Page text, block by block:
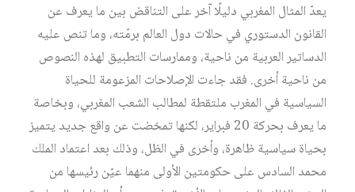
يعدّ المثال المغربي دليلًا آخر على التناقض بين ما يعرف عن
القانون الدستوري في حالات دول العالم برمّته، وما تنص عليه
الدساتير العربية من ناحية، وممارسات التطبيق لهذه النصوص
من ناحية أخرى. فقد جاءت الإصلاحات المزعومة للحياة
السياسية في المغرب ملتقطة لمطالب الشعب المغربي، وبخاصة
ما يعرف بحركة 20 فبراير، لكنها تمخضت عن واقع جديد يتميز
بحياة سياسية ظاهرة، وأخرى في الظل، وذلك بعد اعتماد الملك
محمد السادس على حكومتين الأولى منهما عيّن رئيسها من